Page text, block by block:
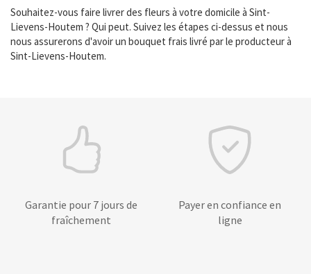
Souhaitez-vous faire livrer des fleurs à votre domicile à Sint-
Lievens-Houtem ? Qui peut. Suivez les étapes ci-dessus et nous
nous assurerons d'avoir un bouquet frais livré par le producteur à
Sint-Lievens-Houtem.
Garantie pour 7 jours de
fraîchement
Payer en confiance en
ligne